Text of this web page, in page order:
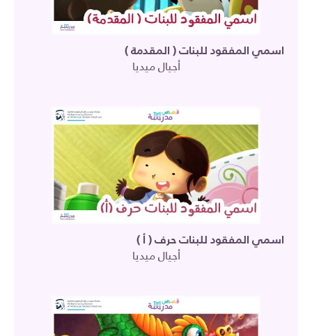
اسمي المفقود للبنات ( المقدمة )
أجيال ميديا
اسمي المفقود للبنات حرف ( أ )
أجيال ميديا